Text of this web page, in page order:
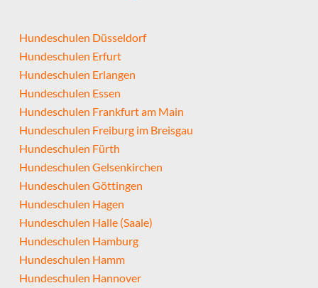
Hundeschulen Düsseldorf
Hundeschulen Erfurt
Hundeschulen Erlangen
Hundeschulen Essen
Hundeschulen Frankfurt am Main
Hundeschulen Freiburg im Breisgau
Hundeschulen Fürth
Hundeschulen Gelsenkirchen
Hundeschulen Göttingen
Hundeschulen Hagen
Hundeschulen Halle (Saale)
Hundeschulen Hamburg
Hundeschulen Hamm
Hundeschulen Hannover